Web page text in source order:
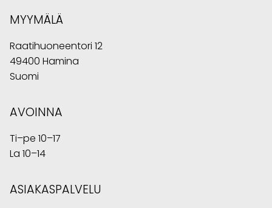
MYYMÄLÄ
Raatihuoneentori 12
49400 Hamina
Suomi
AVOINNA
Ti–pe 10–17
La 10–14
ASIAKASPALVELU